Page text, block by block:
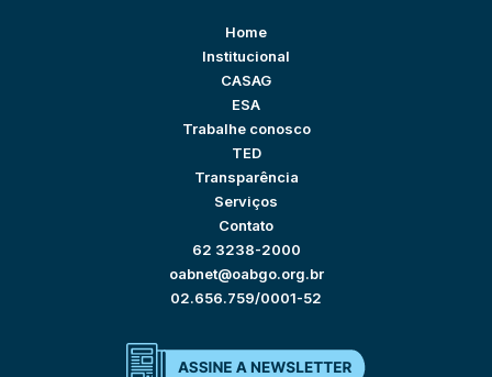
Home
Institucional
CASAG
ESA
Trabalhe conosco
TED
Transparência
Serviços
Contato
62 3238-2000
oabnet@oabgo.org.br
02.656.759/0001-52